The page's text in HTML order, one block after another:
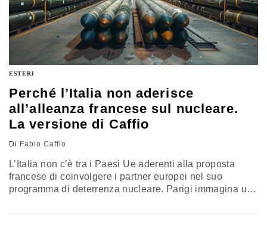
ESTERI
Perché l’Italia non aderisce
all’alleanza francese sul nucleare.
La versione di Caffio
Di Fabio Caffio
L’Italia non c’è tra i Paesi Ue aderenti alla proposta
francese di coinvolgere i partner europei nel suo
programma di deterrenza nucleare. Parigi immagina una